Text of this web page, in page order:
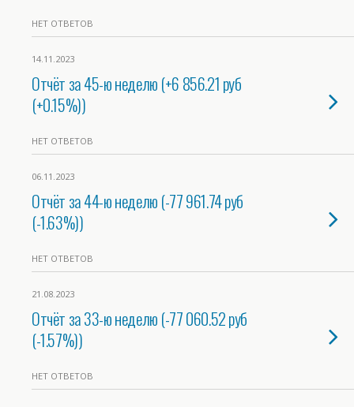
НЕТ ОТВЕТОВ
14.11.2023
Отчёт за 45-ю неделю (+6 856.21 руб
(+0.15%))
НЕТ ОТВЕТОВ
06.11.2023
Отчёт за 44-ю неделю (-77 961.74 руб
(-1.63%))
НЕТ ОТВЕТОВ
21.08.2023
Отчёт за 33-ю неделю (-77 060.52 руб
(-1.57%))
НЕТ ОТВЕТОВ